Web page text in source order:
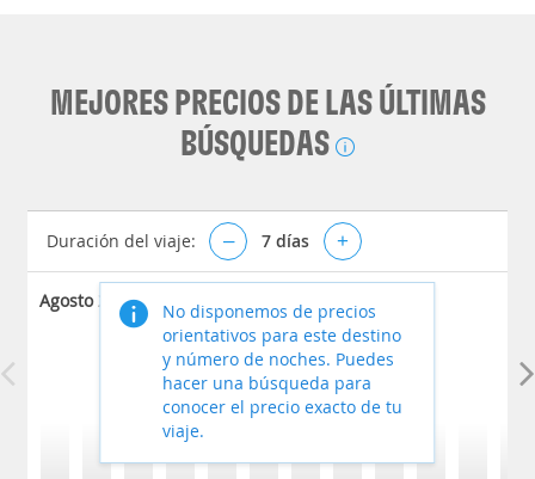
MEJORES PRECIOS DE LAS ÚLTIMAS
BÚSQUEDAS
Duración del viaje: – 7 días +
Agosto 2026
No disponemos de precios
orientativos para este destino
y número de noches. Puedes
hacer una búsqueda para
conocer el precio exacto de tu
viaje.